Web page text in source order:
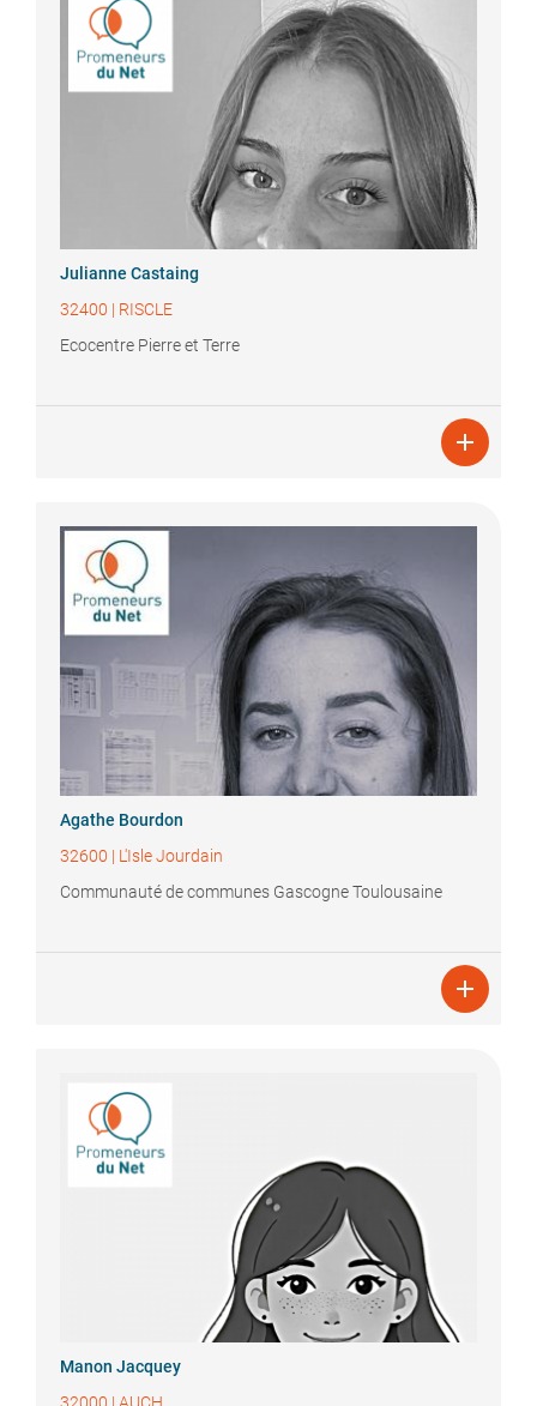
Julianne Castaing
32400 | RISCLE
Ecocentre Pierre et Terre

Agathe Bourdon
32600 | L'Isle Jourdain
Communauté de communes Gascogne Toulousaine

Manon Jacquey
32000 | AUCH